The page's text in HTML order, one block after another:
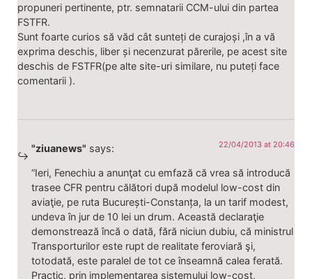
propuneri pertinente, ptr. semnatarii CCM-ului din partea
FSTFR.
Sunt foarte curios să văd cât sunteți de curajoși ,în a vă
exprima deschis, liber și necenzurat părerile, pe acest site
deschis de FSTFR(pe alte site-uri similare, nu puteți face
comentarii ).
"ziuanews" says: 22/04/2013 at 20:46
“Ieri, Fenechiu a anunţat cu emfază că vrea să introducă
trasee CFR pentru călători după modelul low-cost din
aviaţie, pe ruta București-Constanța, la un tarif modest,
undeva în jur de 10 lei un drum. Această declaraţie
demonstrează încă o dată, fără niciun dubiu, că ministrul
Transporturilor este rupt de realitate feroviară şi,
totodată, este paralel de tot ce înseamnă calea ferată.
Practic, prin implementarea sistemului low-cost,